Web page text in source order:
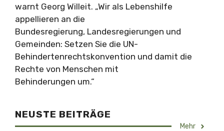
warnt Georg Willeit. „Wir als Lebenshilfe
appellieren an die
Bundesregierung, Landesregierungen und
Gemeinden: Setzen Sie die UN-
Behindertenrechtskonvention und damit die
Rechte von Menschen mit
Behinderungen um.“
NEUSTE BEITRÄGE
Mehr